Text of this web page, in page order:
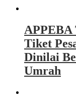
APPEBA
Tiket
Dinilai
Umrah